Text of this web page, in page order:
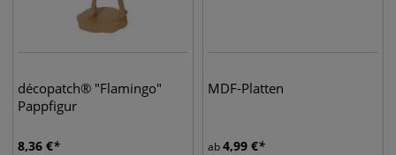
décopatch® "Flamingo"
Pappfigur
8,36 €
MDF-Platten
ab4,99 €